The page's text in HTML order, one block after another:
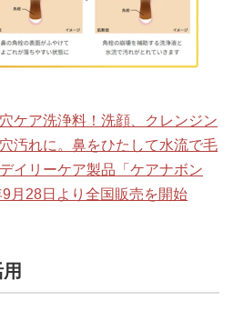
ケア洗浄料！洗顔、クレンジン
汚れに。鼻をひたして水流で毛
イリーケア製品「ケアナボン
月28日より全国販売を開始